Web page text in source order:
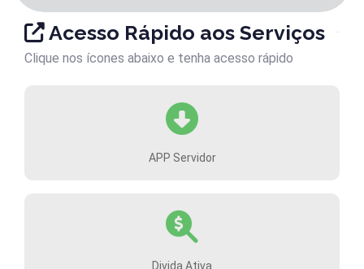
Acesso Rápido aos Serviços
Clique nos ícones abaixo e tenha acesso rápido
APP Servidor
Divida Ativa